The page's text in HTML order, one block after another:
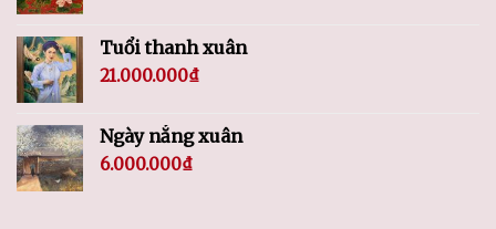
Tuổi thanh xuân
21.000.000₫
Ngày nắng xuân
6.000.000₫